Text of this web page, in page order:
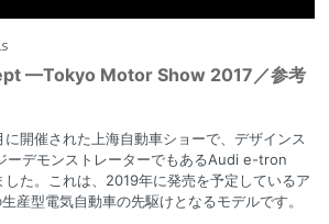
—Tokyo Motor Show 2017／参考
開催された上海自動車ショーで、デザインス
ーデモンストレーターでもあるAudi e-tron
た。これは、2019年に発売を予定しているア
産型電気自動車の先駆けとなるモデルです。